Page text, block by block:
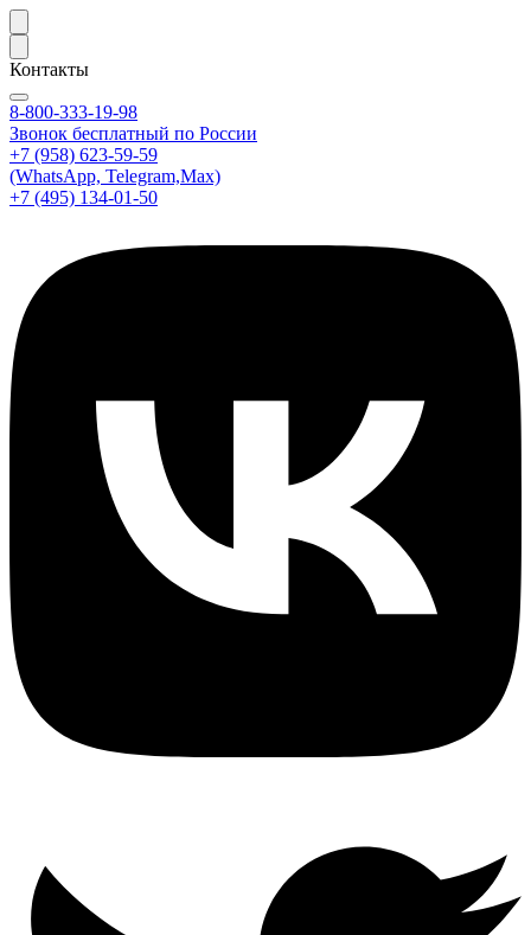
Контакты
8-800-333-19-98
Звонок бесплатный по России
+7 (958) 623-59-59
(WhatsApp, Telegram,Max)
+7 (495) 134-01-50